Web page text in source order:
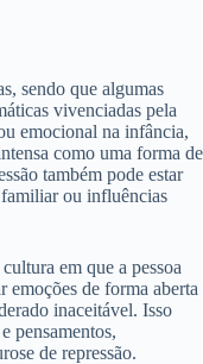
sendo que algumas
vivenciadas pela
emocional na infância,
como uma forma de
também pode estar
familiar ou influências
em que a pessoa
emoções de forma aberta
inaceitável. Isso
pensamentos,
de repressão.